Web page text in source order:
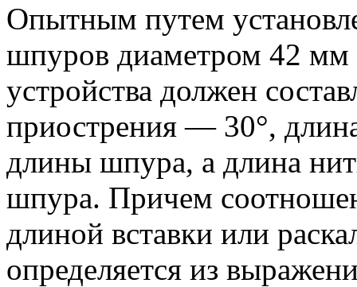
Опытным путем
шпуров диаметром 42 мм
устройства должен
приострения — 30°,
длины шпура, а длина
шпура. Причем
длиной вставки или
определяется из